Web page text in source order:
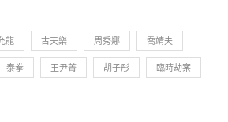
龍 古天樂 周秀娜 喬靖夫
泰拳 王尹菁 胡子彤 臨時劫案